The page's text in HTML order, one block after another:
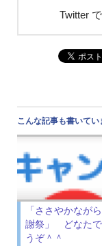
Twitter
こんな記事も書いてい
「ささやかなが
謝祭」 どなた
うぞ＾＾